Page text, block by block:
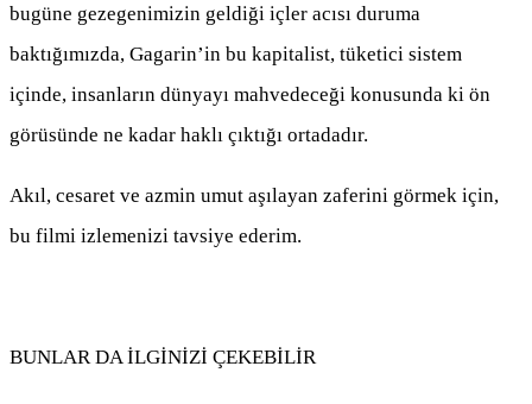
bugüne gezegenimizin geldiği içler acısı duruma
baktığımızda, Gagarin’in bu kapitalist, tüketici sistem
içinde, insanların dünyayı mahvedeceği konusunda ki ön
görüsünde ne kadar haklı çıktığı ortadadır.
Akıl, cesaret ve azmin umut aşılayan zaferini görmek için,
bu filmi izlemenizi tavsiye ederim.
BUNLAR DA İLGİNİZİ ÇEKEBİLİR